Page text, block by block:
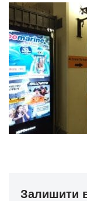
Залишити